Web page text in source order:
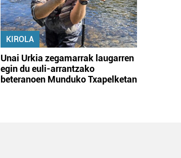
KIROLA
Unai Urkia zegamarrak laugarren
egin du euli-arrantzako
beteranoen Munduko Txapelketan